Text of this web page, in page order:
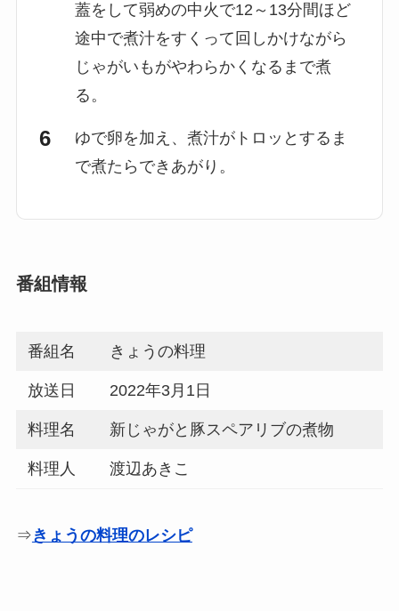
蓋をして弱めの中火で12～13分間ほど
途中で煮汁をすくって回しかけながら
じゃがいもがやわらかくなるまで煮
る。
ゆで卵を加え、煮汁がトロッとするま
で煮たらできあがり。
番組情報
番組名 きょうの料理
放送日 2022年3月1日
料理名 新じゃがと豚スペアリブの煮物
料理人 渡辺あきこ
⇒きょうの料理のレシピ